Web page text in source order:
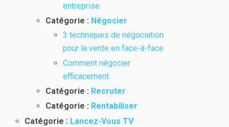
entreprise
Catégorie : Négocier
3 techniques de négociation
pour la vente en face-à-face
Comment négocier
efficacement
Catégorie : Recruter
Catégorie : Rentabiliser
Catégorie : Lancez-Vous TV